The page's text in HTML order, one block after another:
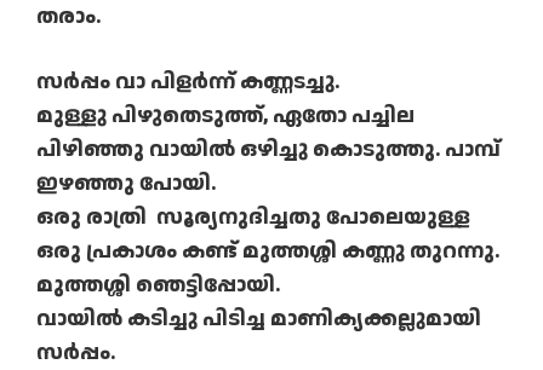
തരാം.
സർപ്പം വാ പിളർന്ന് കണ്ണടച്ചു.
മുള്ളു പിഴുതെടുത്ത്, ഏതോ പച്ചില
പിഴിഞ്ഞു വായിൽ ഒഴിച്ചു കൊടുത്തു. പാമ്പ്
ഇഴഞ്ഞു പോയി.
ഒരു രാത്രി സൂര്യനുദിച്ചതു പോലെയുള്ള
ഒരു പ്രകാശം കണ്ട് മുത്തശ്ശി കണ്ണു തുറന്നു.
മുത്തശ്ശി ഞെട്ടിപ്പോയി.
വായിൽ കടിച്ചു പിടിച്ച മാണിക്യക്കല്ലുമായി
സർപ്പം.